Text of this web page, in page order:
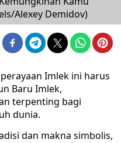
Alexey Demidov)
Imlek ini harus
Baru Imlek,
terpenting bagi
dunia.
dan makna simbolis,